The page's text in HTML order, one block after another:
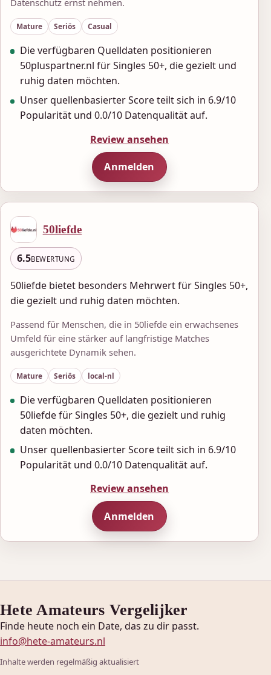
Mature Seriös Casual
Die verfügbaren Quelldaten positionieren
50pluspartner.nl für Singles 50+, die gezielt und
ruhig daten möchten.
Unser quellenbasierter Score teilt sich in 6.9/10
Popularität und 0.0/10 Datenqualität auf.
Review ansehen
Anmelden
50liefde
6.5BEWERTUNG
50liefde bietet besonders Mehrwert für Singles 50+,
die gezielt und ruhig daten möchten.
Passend für Menschen, die in 50liefde ein erwachsenes
Umfeld für eine stärker auf langfristige Matches
ausgerichtete Dynamik sehen.
Mature Seriös local-nl
Die verfügbaren Quelldaten positionieren
50liefde für Singles 50+, die gezielt und ruhig
daten möchten.
Unser quellenbasierter Score teilt sich in 6.9/10
Popularität und 0.0/10 Datenqualität auf.
Review ansehen
Anmelden
Hete Amateurs Vergelijker
Finde heute noch ein Date, das zu dir passt.
info@hete-amateurs.nl
Inhalte werden regelmäßig aktualisiert